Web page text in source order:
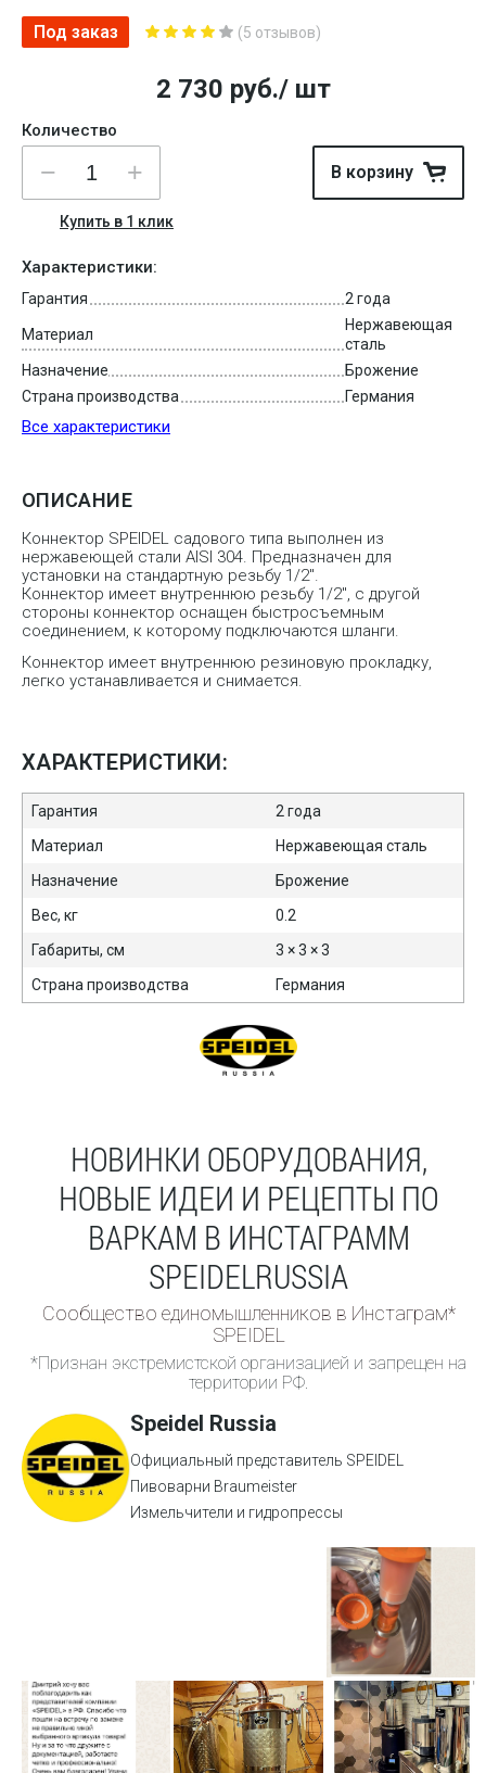
Под заказ (5 отзывов)
2 730 руб./ шт
Количество
В корзину
Купить в 1 клик
Характеристики:
Все характеристики
Гарантия 2 года
Материал
Нержавеющая
сталь
Назначение
Брожение
Страна производства
Германия
ОПИСАНИЕ
Коннектор SPEIDEL садового типа выполнен из
нержавеющей стали AISI 304. Предназначен для
установки на стандартную резьбу 1/2″.
Коннектор имеет внутреннюю резьбу 1/2″, с другой
стороны коннектор оснащен быстросъемным
соединением, к которому подключаются шланги.
Коннектор имеет внутреннюю резиновую прокладку,
легко устанавливается и снимается.
ХАРАКТЕРИСТИКИ:
Гарантия
2 года
Материал
Нержавеющая сталь
Назначение
Брожение
Вес, кг
0.2
Габариты, см
3 × 3 × 3
Страна производства
Германия
НОВИНКИ ОБОРУДОВАНИЯ,
НОВЫЕ ИДЕИ И РЕЦЕПТЫ ПО
ВАРКАМ В ИНСТАГРАММ
SPEIDELRUSSIA
Сообщество единомышленников в Инстаграм*
SPEIDEL
*Признан экстремистской организацией и запрещен на
территории РФ.
Speidel Russia
Официальный представитель SPEIDEL
Пивоварни Braumeister
Измельчители и гидропрессы